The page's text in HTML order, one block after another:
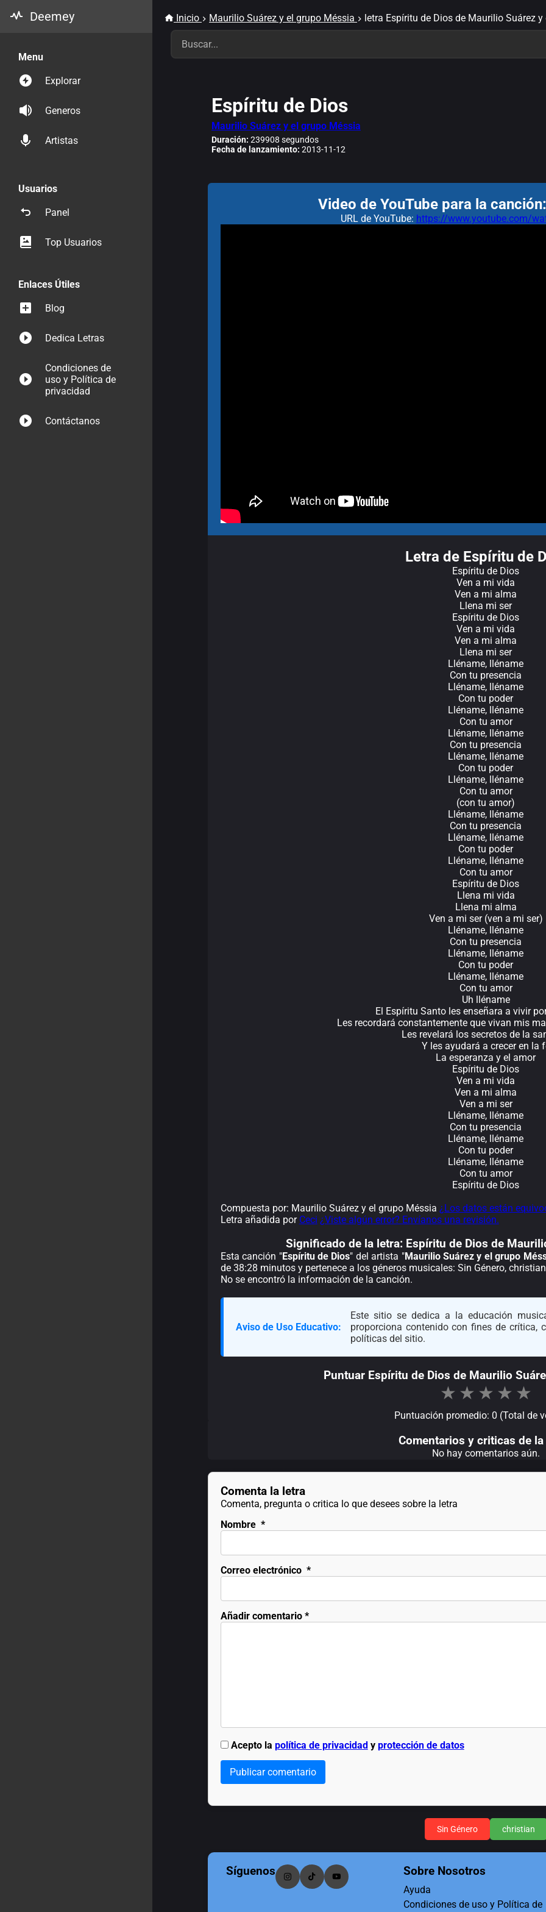
Deemey
Menu
Explorar
Generos
Artistas
Usuarios
Panel
Top Usuarios
Enlaces Útiles
Blog
Dedica Letras
Condiciones de
uso y Política de
privacidad
Contáctanos
Inicio Maurilio Suárez y el grupo Méssia letra Espíritu de Dios de Maurilio Suárez
Espíritu de Dios
Maurilio Suárez y el grupo Méssia
Duración: 239908 segundos
Fecha de lanzamiento: 2013-11-12
Video de YouTube para la
URL de YouTube: https://www.youtube.com/
Letra de Espíritu de
Espíritu de Dios
Ven a mi vida
Ven a mi alma
Llena mi ser
Espíritu de Dios
Ven a mi vida
Ven a mi alma
Llena mi ser
Lléname, lléname
Con tu presencia
Lléname, lléname
Con tu poder
Lléname, lléname
Con tu amor
Lléname, lléname
Con tu presencia
Lléname, lléname
Con tu poder
Lléname, lléname
Con tu amor
(con tu amor)
Lléname, lléname
Con tu presencia
Lléname, lléname
Con tu poder
Lléname, lléname
Con tu amor
Espíritu de Dios
Llena mi vida
Llena mi alma
Ven a mi ser (ven a mi ser)
Lléname, lléname
Con tu presencia
Lléname, lléname
Con tu poder
Lléname, lléname
Con tu amor
Uh lléname
El Espíritu Santo les enseñara a vivir
Les recordará constantemente que vivan mis
Les revelará los secretos de la
Y les ayudará a crecer en la
La esperanza y el amor
Espíritu de Dios
Ven a mi vida
Ven a mi alma
Ven a mi ser
Lléname, lléname
Con tu presencia
Lléname, lléname
Con tu poder
Lléname, lléname
Con tu amor
Espíritu de Dios
Compuesta por: Maurilio Suárez y el grupo Méssia ¿Los datos están
Letra añadida por Ceci ¿Viste algún error? Envíanos una revisión.
Significado de la letra: Espíritu de Dios de
Esta canción "Espíritu de Dios" del artista "Maurilio Suárez y el grupo
de 38:28 minutos y pertenece a los géneros musicales: Sin Género,
No se encontró la información de la canción.
Aviso de Uso Educativo:
Este sitio se dedica a la educación
proporciona contenido con fines de crítica,
políticas del sitio.
Puntuar Espíritu de Dios de Maurilio
★ ★ ★ ★ ★
Puntuación promedio: 0 (Total de
Comentarios y criticas de
No hay comentarios aún.
Comenta la letra
Comenta, pregunta o critica lo que desees sobre la letra
Nombre *
Correo electrónico *
Añadir comentario*
Acepto la política de privacidady protección de datos
Publicar comentario
Sin Género christian
Síguenos Sobre Nosotros
Ayuda
Condiciones de uso y Política de